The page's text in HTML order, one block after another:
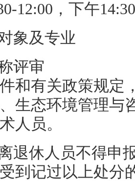
12:00，下午
象及专业
评审
和有关政策规定
生态环境管理与
人员。
退休人员不得申
到记过以上处分